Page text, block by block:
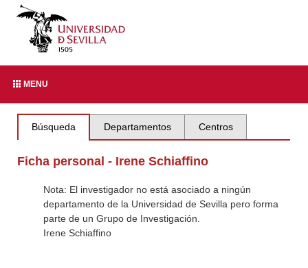
MENU
Búsqueda Departamentos Centros
Ficha personal - Irene Schiaffino
Nota: El investigador no está asociado a ningún
departamento de la Universidad de Sevilla pero forma
parte de un Grupo de Investigación.
Irene Schiaffino